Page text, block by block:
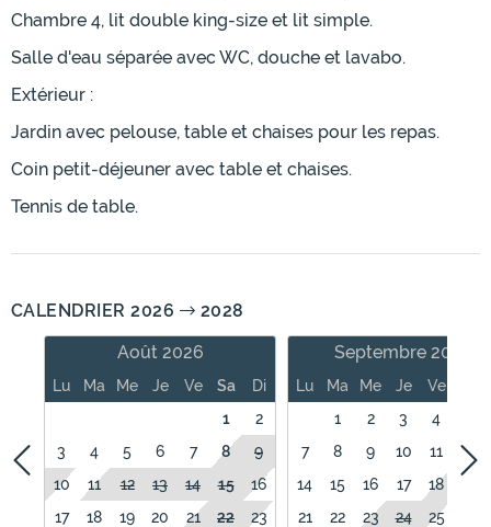
Chambre 4, lit double king-size et lit simple.
Salle d'eau séparée avec WC, douche et lavabo.
Extérieur :
Jardin avec pelouse, table et chaises pour les repas.
Coin petit-déjeuner avec table et chaises.
Tennis de table.
CALENDRIER 2026
2028
Août 2026
Lu Ma Me Je Ve Sa
Di
1
2
3
4 5 6 7 8
9
10
11 12 13 14 15
16
17
18 19 20 21 22 23
Septembre 2026
Lu Ma Me Je Ve
1
2 3 4
7
8 9 10 11
12
14
15 16 17 18
21
22 23 24 25